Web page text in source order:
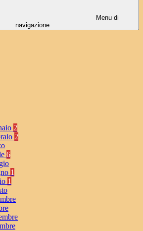
Menu di
navigazione
2
2
6
1
1